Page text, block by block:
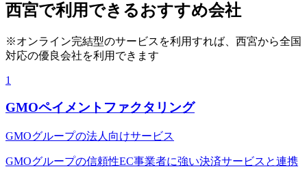
西宮で利用できるおすすめ会社
※オンライン完結型のサービスを利用すれば、 西宮から全国
対応の優良会社を利用できます
1
GMOペイメントファクタリング
GMOグループの法人向けサービス
GMOグループの信頼性EC事業者に強い決済サービスと連携